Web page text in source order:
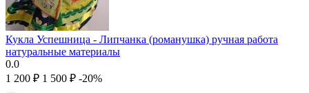
Кукла Успешница - Липчанка (романушка) ручная работа
натуральные материалы
0.0
1 200 ₽ 1 500 ₽ -20%